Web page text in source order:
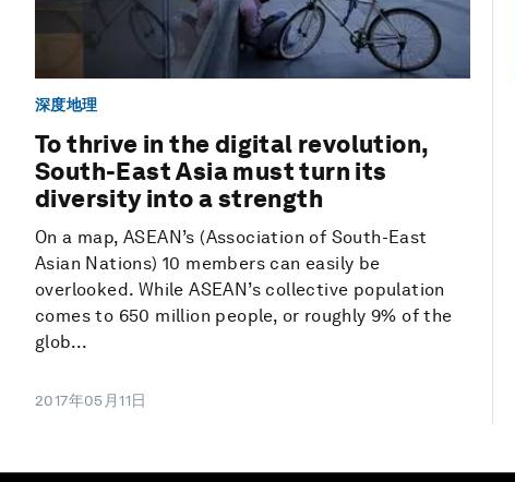
深度地理
To thrive in the digital revolution,
South-East Asia must turn its
diversity into a strength
On a map, ASEAN’s (Association of South-East
Asian Nations) 10 members can easily be
overlooked. While ASEAN’s collective population
comes to 650 million people, or roughly 9% of the
glob...
2017年05月11日